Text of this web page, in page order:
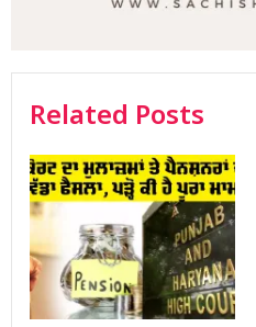
Related Posts